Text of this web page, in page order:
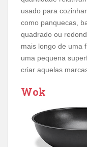
usado para
como panquecas,
quadrado ou
mais longo de uma
uma pequena
criar aquelas
Wok